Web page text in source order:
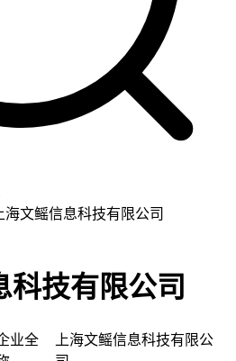
海文鳐信息科技有限公司
科技有限公司
业全
上海文鳐信息科技有限公